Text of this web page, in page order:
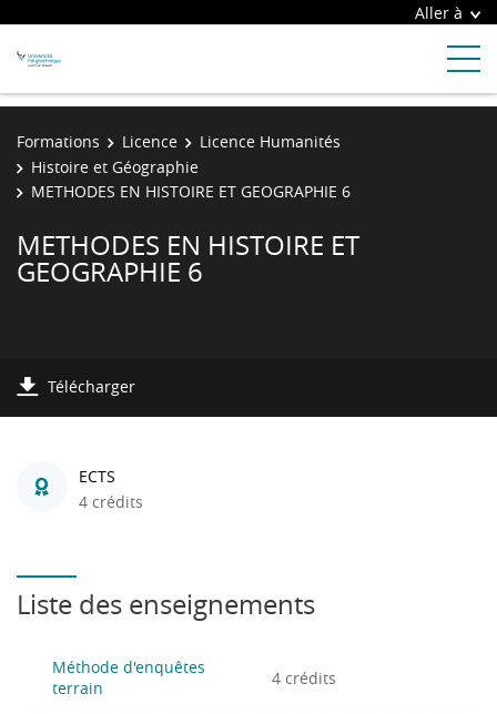
Aller à
Formations Licence
Licence Humanités
Histoire et Géographie
METHODES EN HISTOIRE ET GEOGRAPHIE 6
METHODES EN HISTOIRE ET
GEOGRAPHIE 6
Télécharger
ECTS
4 crédits
Liste des enseignements
Méthode d'enquêtes
terrain
4 crédits